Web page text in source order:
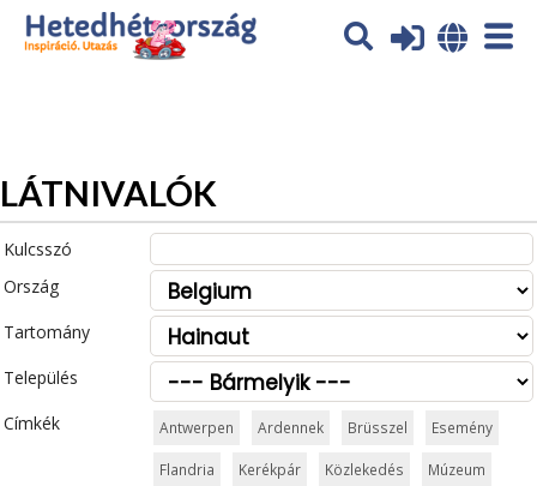
Az oldal sütiket (cookies) használ. További tájékoztatás itt:
Adatvédelmi tájékoztató
LÁTNIVALÓK
Kulcsszó
Ország
Tartomány
Település
Címkék
Antwerpen Ardennek Brüsszel Esemény
Flandria Kerékpár Közlekedés Múzeum